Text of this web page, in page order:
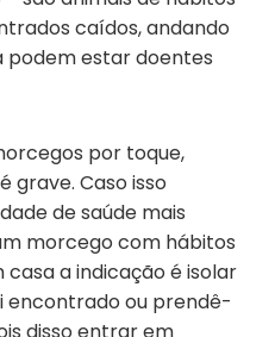
caídos, andando
podem estar doentes
por toque,
grave. Caso isso
de saúde mais
morcego com hábitos
a indicação é isolar
encontrado ou prendê-
disso entrar em